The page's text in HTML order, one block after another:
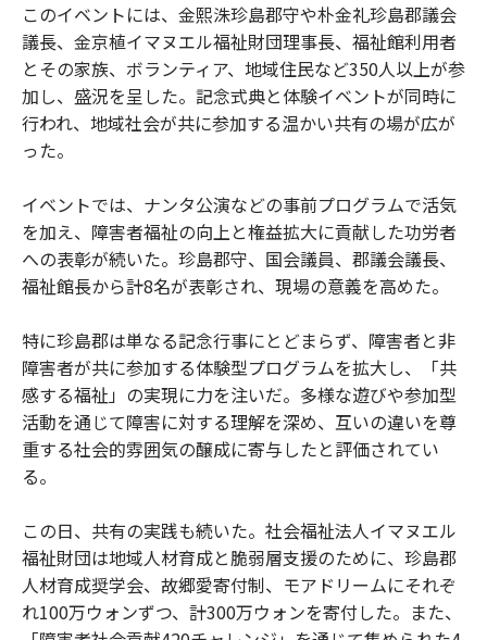
このイベントには、金熙洙珍島郡守や朴金礼珍島郡議会
議長、金京植イマヌエル福祉財団理事長、福祉館利用者
とその家族、ボランティア、地域住民など350人以上が参
加し、盛況を呈した。記念式典と体験イベントが同時に
行われ、地域社会が共に参加する温かい共有の場が広が
った。
イベントでは、ナンタ公演などの事前プログラムで活気
を加え、障害者福祉の向上と権益拡大に貢献した功労者
への表彰が続いた。珍島郡守、国会議員、郡議会議長、
福祉館長から計8名が表彰され、現場の意義を高めた。
特に珍島郡は単なる記念行事にとどまらず、障害者と非
障害者が共に参加する体験型プログラムを拡大し、「共
感する福祉」の実現に力を注いだ。多様な遊びや参加型
活動を通じて障害に対する理解を深め、互いの違いを尊
重する社会的雰囲気の醸成に寄与したと評価されてい
る。
この日、共有の実践も続いた。社会福祉法人イマヌエル
福祉財団は地域人材育成と脆弱層支援のために、珍島郡
人材育成奨学会、故郷愛寄付制、モアドリームにそれぞ
れ100万ウォンずつ、計300万ウォンを寄付した。また、